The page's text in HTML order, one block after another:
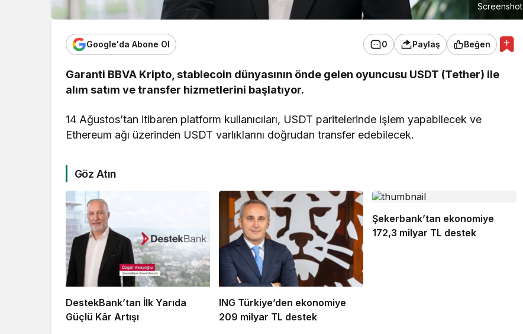
Screenshot
Google'da Abone Ol 0 Paylaş Beğen
Garanti BBVA Kripto, stablecoin dünyasının önde gelen oyuncusu USDT (Tether) ile
alım satım ve transfer hizmetlerini başlatıyor.
14 Ağustos’tan itibaren platform kullanıcıları, USDT paritelerinde işlem yapabilecek ve
Ethereum ağı üzerinden USDT varlıklarını doğrudan transfer edebilecek.
Göz Atın
DestekBank’tan İlk Yarıda
Güçlü Kâr Artışı
ING Türkiye’den ekonomiye
209 milyar TL destek
Şekerbank’tan ekonomiye
172,3 milyar TL destek